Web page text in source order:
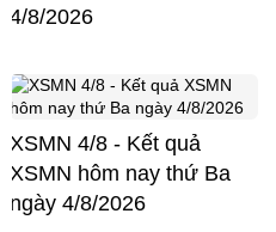
4/8/2026
XSMN 4/8 - Kết quả
XSMN hôm nay thứ Ba
ngày 4/8/2026